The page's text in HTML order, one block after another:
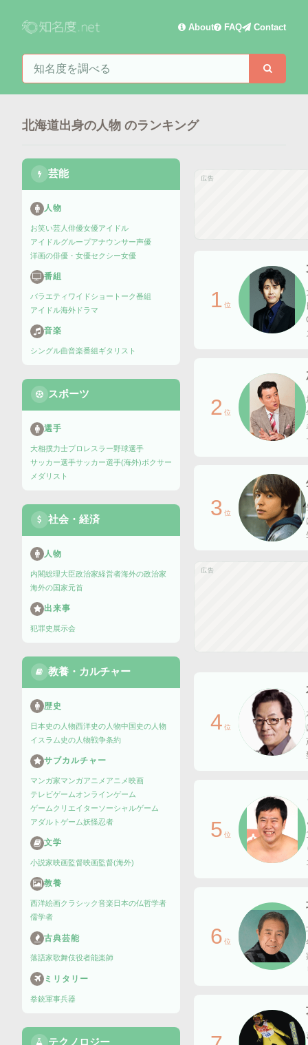
About FAQ Contact
知名度を検索
北海道出身の人物 のランキング
芸能
人物
お笑い芸人 俳優女優アイドル
アイドルグループアナウンサー声優
洋画の俳優・女優セクシー女優
番組
バラエティ ワイドショー トーク番組
アイドル海外ドラマ
音楽
シングル曲音楽番組ギタリスト
スポーツ
選手
大相撲力士プロレスラー野球選手
サッカー選手サッカー選手(海外)ボクサー
メダリスト
社会・経済
人物
内閣総理大臣政治家経営者海外の政治家
海外の国家元首
出来事
犯罪史 展示会
教養・カルチャー
歴史
日本史の人物西洋史の人物中国史の人物
イスラム史の人物戦争条約
サブカルチャー
マンガ家マンガアニメ アニメ映画
テレビゲームオンラインゲーム
ゲームクリエイターソーシャルゲーム
アダルトゲーム妖怪忍者
文学
小説家映画監督映画監督(海外)
教養
西洋絵画クラシック音楽 日本の仏哲学者
儒学者
古典芸能
落語家歌舞伎役者能楽師
ミリタリー
拳銃軍事兵器
テクノロジー
広告
1 位
2 位
3 位
広告
4 位
5 位
6 位